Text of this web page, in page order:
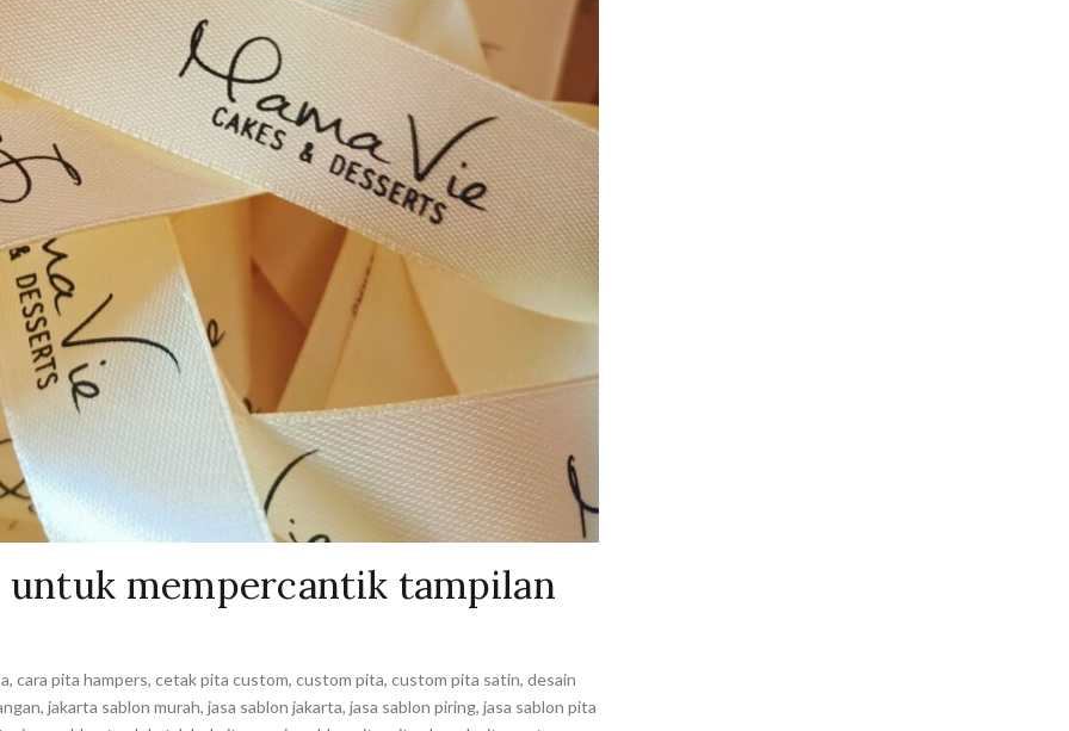
mempercantik tampilan
, cara pita hampers, cetak pita custom, custom pita, custom pita satin, desain
, jakarta sablon murah, jasa sablon jakarta, jasa sablon piring, jasa sablon pita